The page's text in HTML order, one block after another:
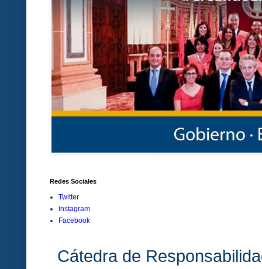
Redes Sociales
Twitter
Instagram
Facebook
Cátedra de